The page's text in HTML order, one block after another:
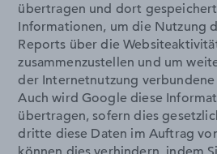
übertragen und dort
Informationen, um die Nutzung
Reports über die
zusammenzustellen und um
der Internetnutzung
Auch wird Google diese
übertragen, sofern dies
dritte diese Daten im Auftrag